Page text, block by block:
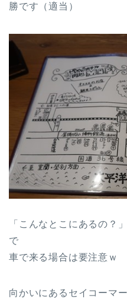
勝です（適当）
「こんなとこにあるの？
で
車で来る場合は要注意ｗ
向かいにあるセイコーマ